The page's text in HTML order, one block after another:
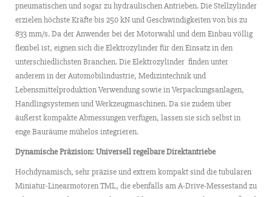
pneumatischen und sogar zu hydraulischen Antrieben. Die Stellzylinder
erzielen höchste Kräfte bis 250 kN und Geschwindigkeiten von bis zu
833 mm/s. Da der Anwender bei der Motorwahl und dem Einbau völlig
flexibel ist, eignen sich die Elektrozylinder für den Einsatz in den
unterschiedlichsten Branchen. Die Elektrozylinder finden unter
anderem in der Automobilindustrie, Medizintechnik und
Lebensmittelproduktion Verwendung sowie in Verpackungsanlagen,
Handlingsystemen und Werkzeugmaschinen. Da sie zudem über
äußerst kompakte Abmessungen verfügen, lassen sie sich selbst in
enge Bauräume mühelos integrieren.
Dynamische Präzision: Universell regelbare Direktantriebe
Hochdynamisch, sehr präzise und extrem kompakt sind die tubularen
Miniatur-Linearmotoren TML, die ebenfalls am A-Drive-Messestand zu